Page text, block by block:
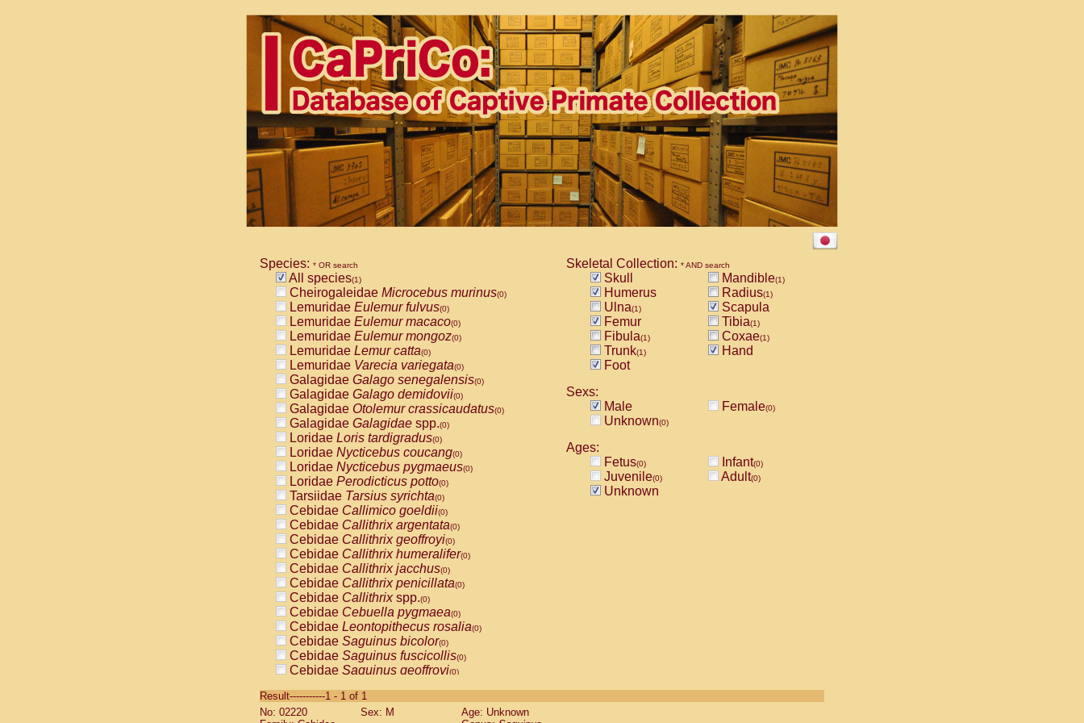
Species: * OR search
All species(1)
Cheirogaleidae Microcebus murinus(0)
Lemuridae Eulemur fulvus(0)
Lemuridae Eulemur macaco(0)
Lemuridae Eulemur mongoz(0)
Lemuridae Lemur catta(0)
Lemuridae Varecia variegata(0)
Galagidae Galago senegalensis(0)
Galagidae Galago demidovii(0)
Galagidae Otolemur crassicaudatus(0)
Galagidae Galagidae spp.(0)
Loridae Loris tardigradus(0)
Loridae Nycticebus coucang(0)
Loridae Nycticebus pygmaeus(0)
Loridae Perodicticus potto(0)
Tarsiidae Tarsius syrichta(0)
Cebidae Callimico goeldii(0)
Cebidae Callithrix argentata(0)
Cebidae Callithrix geoffroyi(0)
Cebidae Callithrix humeralifer(0)
Cebidae Callithrix jacchus(0)
Cebidae Callithrix penicillata(0)
Cebidae Callithrixspp.(0)
Cebidae Cebuella pygmaea(0)
Cebidae Leontopithecus rosalia(0)
Cebidae Saguinus bicolor(0)
Cebidae Saguinus fuscicollis(0)
Cebidae Saguinus geoffroyi(0)
CebidaeSaguinus labiatus(0)
Cebidae Saguinus leucopus (0)
Skeletal Collection: * AND search
Skull Mandible(1)
Humerus Radius(1)
Ulna(1)
Scapula
Femur
Tibia(1)
Fibula(1) Coxae(1)
Trunk(1)
Hand
Foot
Sexs:
Male
Female(0)
Unknown(0)
Ages:
Fetus(0) Infant(0)
Juvenile(0) Adult(0)
Unknown
Result-----------1 - 1 of 1
No: 02220
Sex: M
Age: Unknown